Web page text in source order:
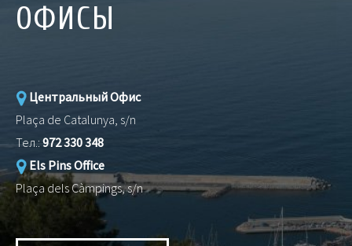
ОФИСЫ
Центральный Офис
Plaça de Catalunya, s/n
Тел.:972 330 348
Els Pins Office
Plaça dels Càmpings, s/n